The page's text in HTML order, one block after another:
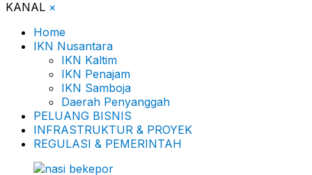
KANAL ×
Home
IKN Nusantara
IKN Kaltim
IKN Penajam
IKN Samboja
Daerah Penyanggah
PELUANG BISNIS
INFRASTRUKTUR & PROYEK
REGULASI & PEMERINTAH